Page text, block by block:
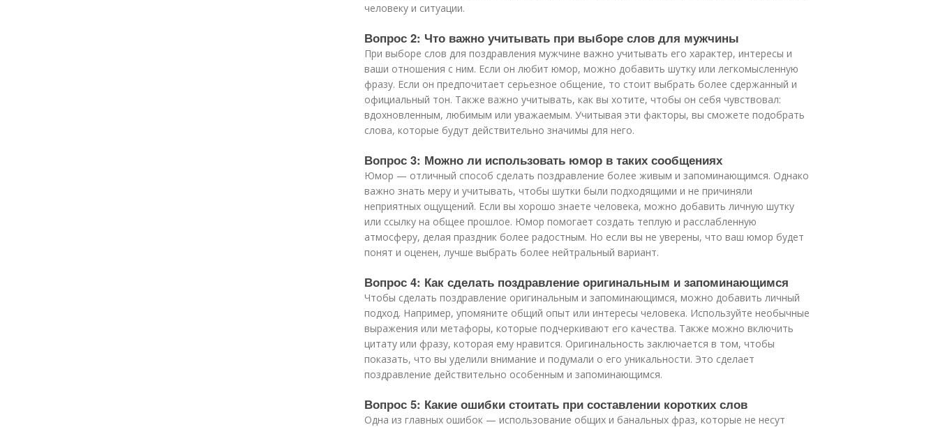
человеку и ситуации.
Вопрос 2: Что важно учитывать при выборе слов для мужчины
При выборе слов для поздравления мужчине важно учитывать его характер, интересы и
ваши отношения с ним. Если он любит юмор, можно добавить шутку или легкомысленную
фразу. Если он предпочитает серьезное общение, то стоит выбрать более сдержанный и
официальный тон. Также важно учитывать, как вы хотите, чтобы он себя чувствовал:
вдохновленным, любимым или уважаемым. Учитывая эти факторы, вы сможете подобрать
слова, которые будут действительно значимы для него.
Вопрос 3: Можно ли использовать юмор в таких сообщениях
Юмор — отличный способ сделать поздравление более живым и запоминающимся. Однако
важно знать меру и учитывать, чтобы шутки были подходящими и не причиняли
неприятных ощущений. Если вы хорошо знаете человека, можно добавить личную шутку
или ссылку на общее прошлое. Юмор помогает создать теплую и расслабленную
атмосферу, делая праздник более радостным. Но если вы не уверены, что ваш юмор будет
понят и оценен, лучше выбрать более нейтральный вариант.
Вопрос 4: Как сделать поздравление оригинальным и запоминающимся
Чтобы сделать поздравление оригинальным и запоминающимся, можно добавить личный
подход. Например, упомяните общий опыт или интересы человека. Используйте необычные
выражения или метафоры, которые подчеркивают его качества. Также можно включить
цитату или фразу, которая ему нравится. Оригинальность заключается в том, чтобы
показать, что вы уделили внимание и подумали о его уникальности. Это сделает
поздравление действительно особенным и запоминающимся.
Вопрос 5: Какие ошибки стоитать при составлении коротких слов
Одна из главных ошибок — использование общих и банальных фраз, которые не несут